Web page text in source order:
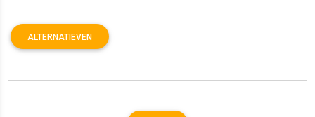
ALTERNATIEVEN